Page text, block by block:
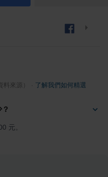
來源） 了解我們如何精選
元。